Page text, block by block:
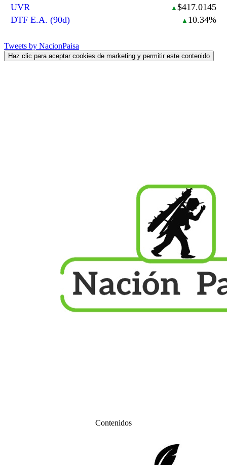
UVR
▲ $417.0145
DTF E.A. (90d)
▲ 10.34%
Tweets by NacionPaisa
Haz clic para aceptar cookies de marketing y permitir este contenido
Contenidos